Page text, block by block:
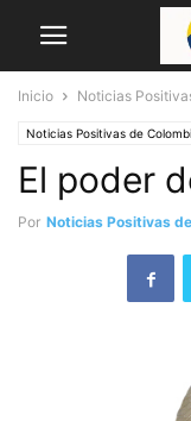
Inicio Noticias
Noticias Positivas de
El poder
Por Noticias Positivas